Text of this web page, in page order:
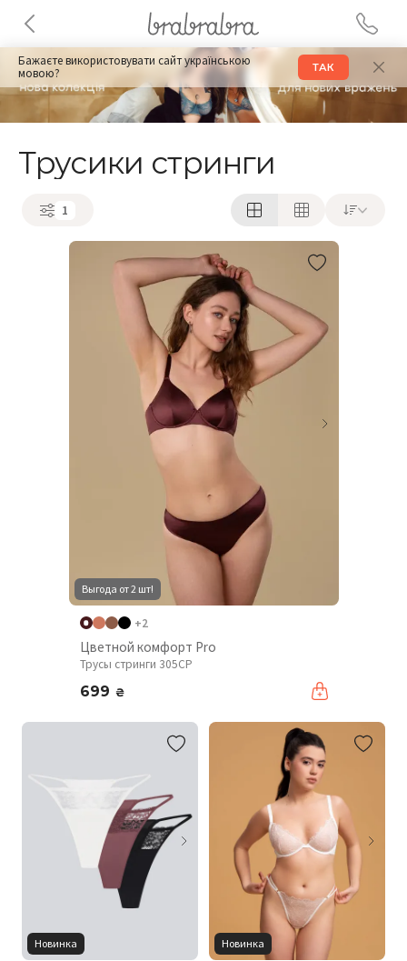
Бажаєте використовувати сайт українською
мовою?
ТАК
Трусики стринги
1
Выгода от 2 шт!
+2
Цветной комфорт Pro
Трусы стринги 305CP
699 ₴
Новинка Новинка